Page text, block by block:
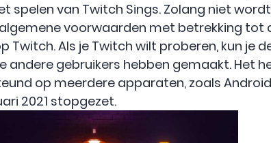
spelen van Twitch Sings. Zolang niet
voorwaarden met betrekking tot
Twitch. Als je Twitch wilt proberen, kun je
andere gebruikers hebben gemaakt. Het
op meerdere apparaten, zoals
2021 stopgezet.